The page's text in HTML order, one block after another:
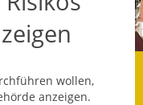
und
nochwollen,
anzeigen.